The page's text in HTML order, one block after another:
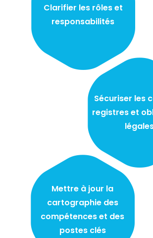
Clarifier les rôles et
responsabilités
Sécuriser les
registres et
Mettre à jour la
cartographie des
compétences et des
postes clés